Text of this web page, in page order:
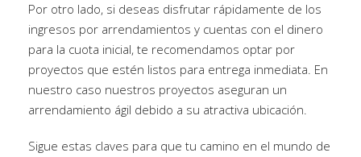
Por otro lado, si deseas disfrutar rápidamente de los
ingresos por arrendamientos y cuentas con el dinero
para la cuota inicial, te recomendamos optar por
proyectos que estén listos para entrega inmediata. En
nuestro caso nuestros proyectos aseguran un
arrendamiento ágil debido a su atractiva ubicación.
Sigue estas claves para que tu camino en el mundo de